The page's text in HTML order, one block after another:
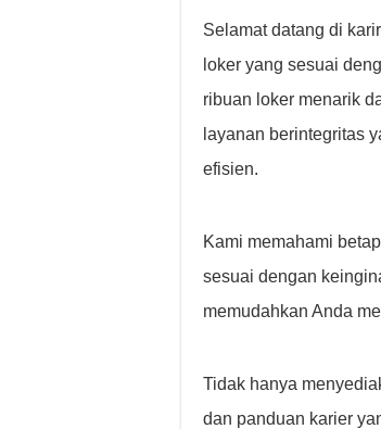
Selamat datang di
loker yang sesuai
ribuan loker menarik
layanan berintegritas
efisien.
Kami memahami
sesuai dengan
memudahkan Anda
Tidak hanya
dan panduan karier